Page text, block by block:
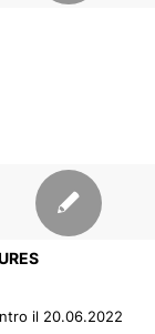
il 20.06.2022